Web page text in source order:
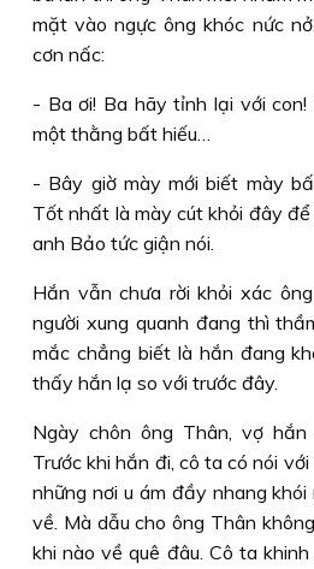
mặt vào ngực ông khóc nức
cơn nấc:
- Ba ơi! Ba hãy tỉnh lại với con!
một thằng bất hiếu…
- Bây giờ mày mới biết mày
Tốt nhất là mày cút khỏi đây
anh Bảo tức giận nói.
Hắn vẫn chưa rời khỏi xác
người xung quanh đang thì
mắc chẳng biết là hắn đang
thấy hắn lạ so với trước đây.
Ngày chôn ông Thân, vợ
Trước khi hắn đi, cô ta có nói
những nơi u ám đầy nhang
về. Mà dẫu cho ông Thân
khi nào về quê đâu. Cô ta